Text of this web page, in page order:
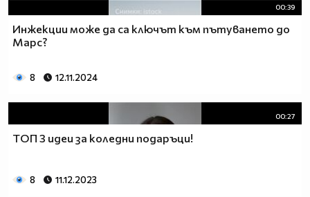
00:39
Инжекции може да са ключът към пътуването до
Марс?
8 12.11.2024
00:27
ТОП 3 идеи за коледни подаръци!
8 11.12.2023